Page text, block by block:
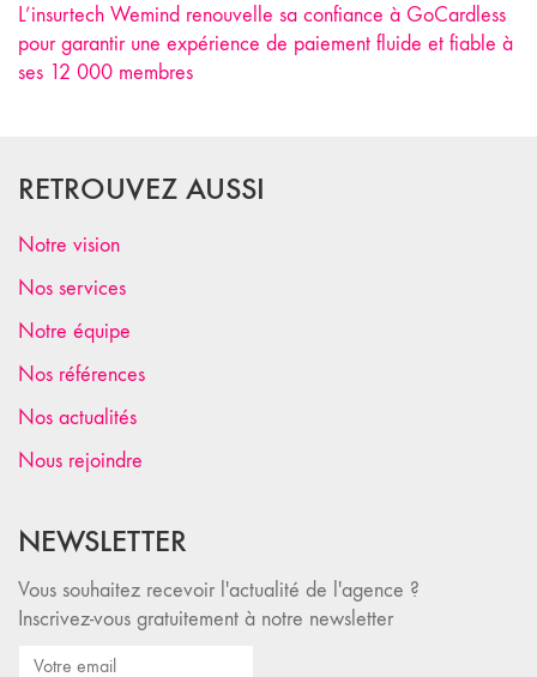
L’insurtech Wemind renouvelle sa confiance à GoCardless
pour garantir une expérience de paiement fluide et fiable à
ses 12 000 membres
RETROUVEZ AUSSI
Notre vision
Nos services
Notre équipe
Nos références
Nos actualités
Nous rejoindre
NEWSLETTER
Vous souhaitez recevoir l'actualité de l'agence ?
Inscrivez-vous gratuitement à notre newsletter